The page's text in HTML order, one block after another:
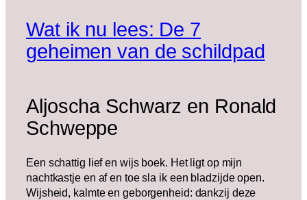
Wat ik nu lees: De 7
geheimen van de schildpad
Aljoscha Schwarz en Ronald
Schweppe
Een schattig lief en wijs boek. Het ligt op mijn
nachtkastje en af en toe sla ik een bladzijde open.
Wijsheid, kalmte en geborgenheid: dankzij deze